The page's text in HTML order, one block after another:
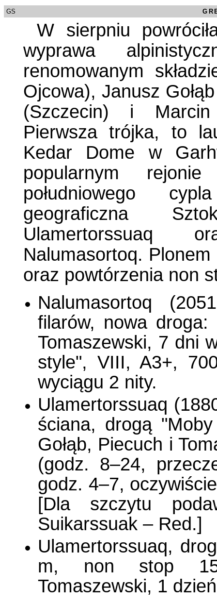
GS
W sierpniu
wyprawa
renomowanym
Ojcowa), Janusz
(Szczecin) i Marcin
Pierwsza trójka, to
Kedar Dome w
popularnym
południowego
geograficzna
Ulamertorssuaq
Nalumasortoq. Plonem
oraz powtórzenia non
Nalumasortoq
filarów, nowa droga:
Tomaszewski, 7 dni
style", VIII, A3+,
wyciągu 2 nity.
Ulamertorssuaq
ściana, drogą
Gołąb, Piecuch i
(godz. 8–24,
godz. 4–7,
[Dla szczytu
Suikarssuak – Red.]
Ulamertorssuaq,
m, non stop
Tomaszewski, 1